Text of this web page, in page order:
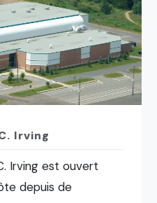
Irving
Irving est ouvert
depuis de